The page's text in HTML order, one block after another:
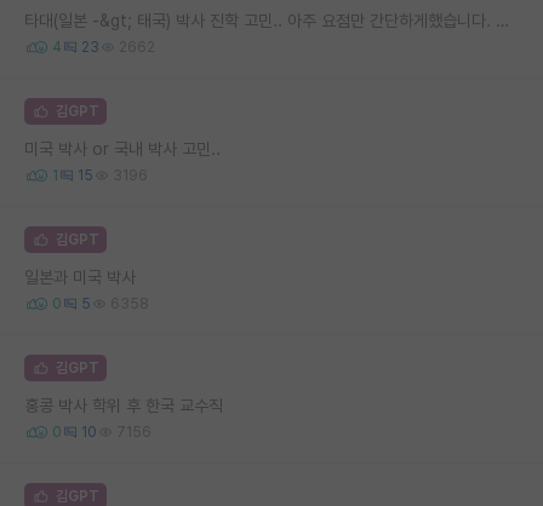
타대(일본 -&gt; 태국) 박사 진학 고민.. 아주 요점만 간단하게했습니다. 인생 선배님들 소중한 조언 부탁드립니다.
4 23 2662
김GPT
미국 박사 or 국내 박사 고민..
1 15 3196
김GPT
일본과 미국 박사
0 5 6358
김GPT
홍콩 박사 학위 후 한국 교수직
0 10 7156
김GPT